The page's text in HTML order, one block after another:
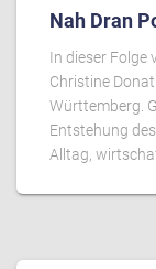
Nah Dran
In dieser Folge
Christine
Württemberg.
Entstehung
Alltag,